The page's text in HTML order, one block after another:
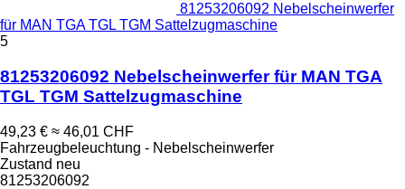
81253206092 Nebelscheinwerfer
für MAN TGA TGL TGM Sattelzugmaschine
5
81253206092 Nebelscheinwerfer für MAN TGA
TGL TGM Sattelzugmaschine
49,23 € ≈ 46,01 CHF
Fahrzeugbeleuchtung - Nebelscheinwerfer
Zustand neu
81253206092